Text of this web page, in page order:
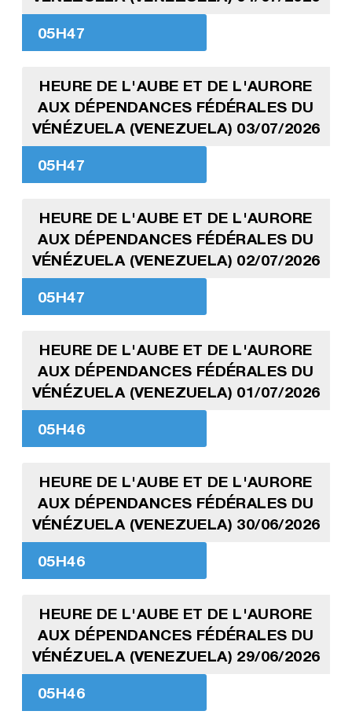
05H47
HEURE DE L'AUBE ET DE L'AURORE
AUX DÉPENDANCES FÉDÉRALES DU
VÉNÉZUELA (VENEZUELA) 03/07/2026
05H47
HEURE DE L'AUBE ET DE L'AURORE
AUX DÉPENDANCES FÉDÉRALES DU
VÉNÉZUELA (VENEZUELA) 02/07/2026
05H47
HEURE DE L'AUBE ET DE L'AURORE
AUX DÉPENDANCES FÉDÉRALES DU
VÉNÉZUELA (VENEZUELA) 01/07/2026
05H46
HEURE DE L'AUBE ET DE L'AURORE
AUX DÉPENDANCES FÉDÉRALES DU
VÉNÉZUELA (VENEZUELA) 30/06/2026
05H46
HEURE DE L'AUBE ET DE L'AURORE
AUX DÉPENDANCES FÉDÉRALES DU
VÉNÉZUELA (VENEZUELA) 29/06/2026
05H46